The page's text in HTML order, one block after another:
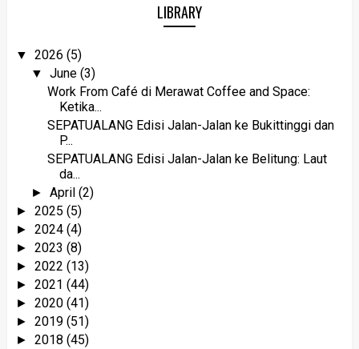
LIBRARY
▼ 2026 (5)
▼June(3)
Work From Café di Merawat Coffee and Space:
Ketika...
SEPATUALANG Edisi Jalan-Jalan ke Bukittinggi dan
P...
SEPATUALANG Edisi Jalan-Jalan ke Belitung: Laut
da...
►April(2)
► 2025 (5)
► 2024 (4)
► 2023 (8)
► 2022 (13)
► 2021 (44)
► 2020 (41)
► 2019 (51)
► 2018 (45)